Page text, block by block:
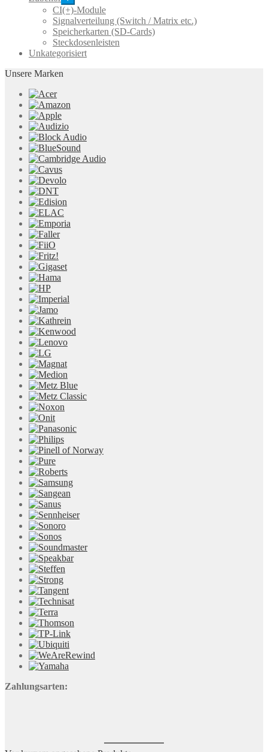
CI(+)-Module
Signalverteilung (Switch / Matrix etc.)
Speicherkarten (SD-Cards)
Steckdosenleisten
Unkategorisiert
Unsere Marken
Zahlungsarten: